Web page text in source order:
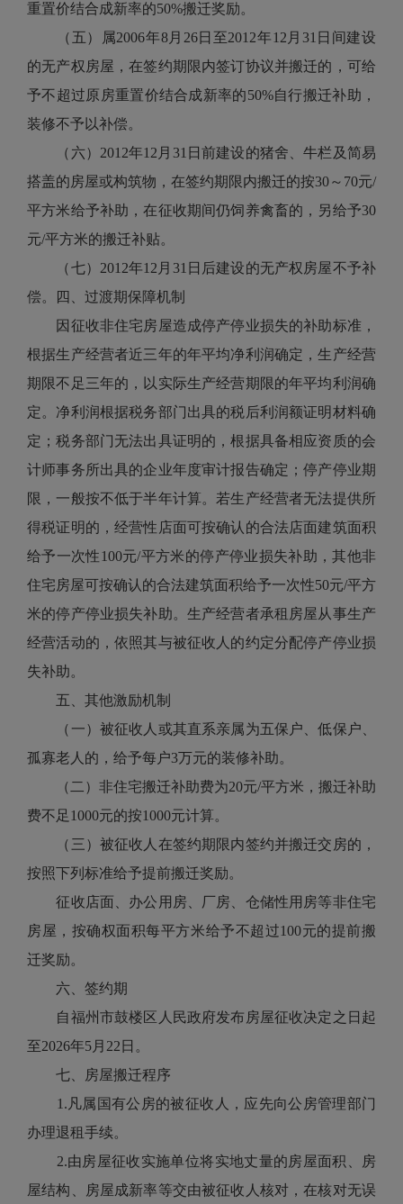
重置价结合成新率的50%搬迁奖励。
（五）属2006年8月26日至2012年12月31日间建设
的无产权房屋，在签约期限内签订协议并搬迁的，可给
予不超过原房重置价结合成新率的50%自行搬迁补助，
装修不予以补偿。
（六）2012年12月31日前建设的猪舍、牛栏及简易
搭盖的房屋或构筑物，在签约期限内搬迁的按30～70元/
平方米给予补助，在征收期间仍饲养禽畜的，另给予30
元/平方米的搬迁补贴。
（七）2012年12月31日后建设的无产权房屋不予补
偿。四、过渡期保障机制
因征收非住宅房屋造成停产停业损失的补助标准，
根据生产经营者近三年的年平均净利润确定，生产经营
期限不足三年的，以实际生产经营期限的年平均利润确
定。净利润根据税务部门出具的税后利润额证明材料确
定；税务部门无法出具证明的，根据具备相应资质的会
计师事务所出具的企业年度审计报告确定；停产停业期
限，一般按不低于半年计算。若生产经营者无法提供所
得税证明的，经营性店面可按确认的合法店面建筑面积
给予一次性100元/平方米的停产停业损失补助，其他非
住宅房屋可按确认的合法建筑面积给予一次性50元/平方
米的停产停业损失补助。生产经营者承租房屋从事生产
经营活动的，依照其与被征收人的约定分配停产停业损
失补助。
五、其他激励机制
（一）被征收人或其直系亲属为五保户、低保户、
孤寡老人的，给予每户3万元的装修补助。
（二）非住宅搬迁补助费为20元/平方米，搬迁补助
费不足1000元的按1000元计算。
（三）被征收人在签约期限内签约并搬迁交房的，
按照下列标准给予提前搬迁奖励。
征收店面、办公用房、厂房、仓储性用房等非住宅
房屋，按确权面积每平方米给予不超过100元的提前搬
迁奖励。
六、签约期
自福州市鼓楼区人民政府发布房屋征收决定之日起
至2026年5月22日。
七、房屋搬迁程序
1.凡属国有公房的被征收人，应先向公房管理部门
办理退租手续。
2.由房屋征收实施单位将实地丈量的房屋面积、房
屋结构、房屋成新率等交由被征收人核对，在核对无误